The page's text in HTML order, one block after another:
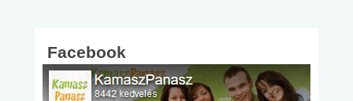
Facebook